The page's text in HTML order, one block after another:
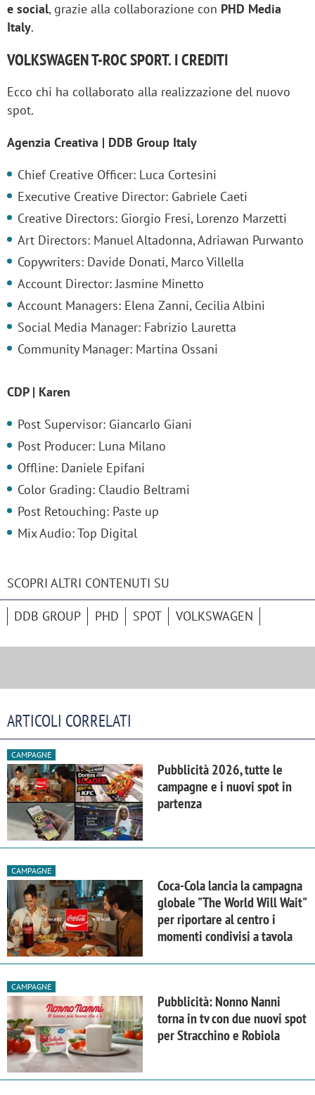
e social, grazie alla collaborazione con PHD Media
Italy.
VOLKSWAGEN T-ROC SPORT. I CREDITI
Ecco chi ha collaborato alla realizzazione del nuovo
spot.
Agenzia Creativa | DDB Group Italy
Chief Creative Officer: Luca Cortesini
Executive Creative Director: Gabriele Caeti
Creative Directors: Giorgio Fresi, Lorenzo Marzetti
Art Directors: Manuel Altadonna, Adriawan Purwanto
Copywriters: Davide Donati, Marco Villella
Account Director: Jasmine Minetto
Account Managers: Elena Zanni, Cecilia Albini
Social Media Manager: Fabrizio Lauretta
Community Manager: Martina Ossani
CDP | Karen
Post Supervisor: Giancarlo Giani
Post Producer: Luna Milano
Offline: Daniele Epifani
Color Grading: Claudio Beltrami
Post Retouching: Paste up
Mix Audio: Top Digital
SCOPRI ALTRI CONTENUTI SU
DDB GROUP PHD SPOT VOLKSWAGEN
ARTICOLI CORRELATI
CAMPAGNE
Pubblicità 2026, tutte le
campagne e i nuovi spot in
partenza
CAMPAGNE
Coca-Cola lancia la campagna
globale "The World Will Wait"
per riportare al centro i
momenti condivisi a tavola
CAMPAGNE
Pubblicità: Nonno Nanni
torna in tv con due nuovi spot
per Stracchino e Robiola